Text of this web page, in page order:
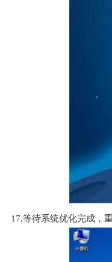
17.等待系统优化完成，